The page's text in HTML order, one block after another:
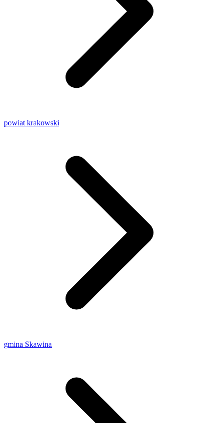
powiat krakowski
gmina Skawina